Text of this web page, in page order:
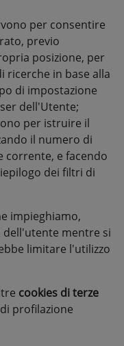
per consentire
previo
posizione, per
ricerche in base alla
di impostazione
dell'Utente;
per istruire il
il numero di
corrente, e facendo
dei filtri di
impieghiamo,
mentre si
limitare l'utilizzo
cookies di terze
profilazione